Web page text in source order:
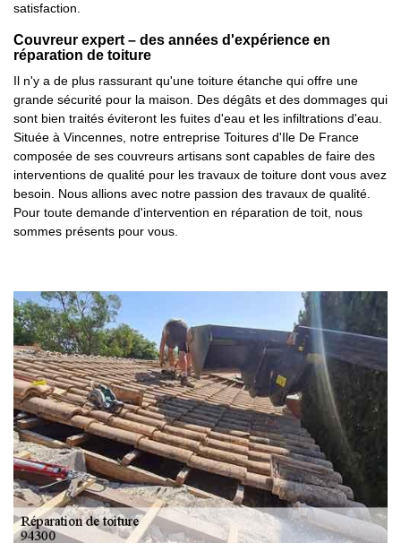
satisfaction.
Couvreur expert – des années d'expérience en
réparation de toiture
Il n'y a de plus rassurant qu'une toiture étanche qui offre une
grande sécurité pour la maison. Des dégâts et des dommages qui
sont bien traités éviteront les fuites d'eau et les infiltrations d'eau.
Située à Vincennes, notre entreprise Toitures d'Ile De France
composée de ses couvreurs artisans sont capables de faire des
interventions de qualité pour les travaux de toiture dont vous avez
besoin. Nous allions avec notre passion des travaux de qualité.
Pour toute demande d'intervention en réparation de toit, nous
sommes présents pour vous.